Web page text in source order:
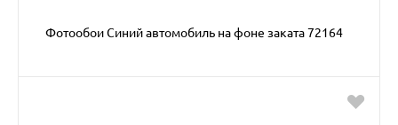
Фотообои Синий автомобиль на фоне заката 72164